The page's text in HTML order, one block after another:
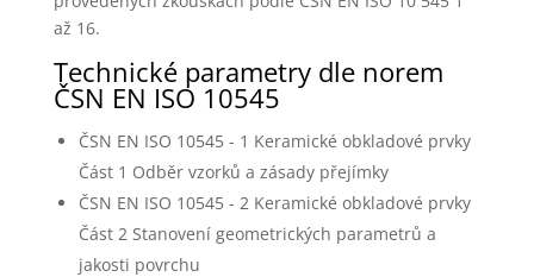
až 16.
Technické parametry dle norem
ČSN EN ISO 10545
ČSN EN ISO 10545 - 1 Keramické obkladové prvky
Část 1 Odběr vzorků a zásady přejímky
ČSN EN ISO 10545 - 2 Keramické obkladové prvky
Část 2 Stanovení geometrických parametrů a
jakosti povrchu